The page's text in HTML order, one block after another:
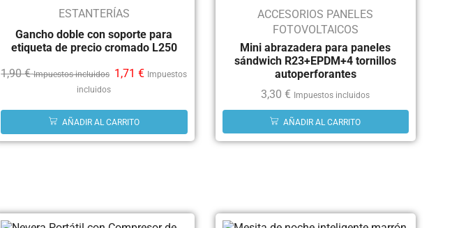
ESTANTERÍAS
Gancho doble con soporte para
etiqueta de precio cromado L250
1,90€ Impuestos incluidos 1,71€ Impuestos
incluidos
AÑADIR AL CARRITO
ACCESORIOS PANELES
FOTOVOLTAICOS
Mini abrazadera para paneles
sándwich R23+EPDM+4 tornillos
autoperforantes
3,30€ Impuestos incluidos
AÑADIR AL CARRITO